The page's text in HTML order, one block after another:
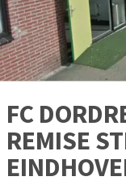
FC
REMISE